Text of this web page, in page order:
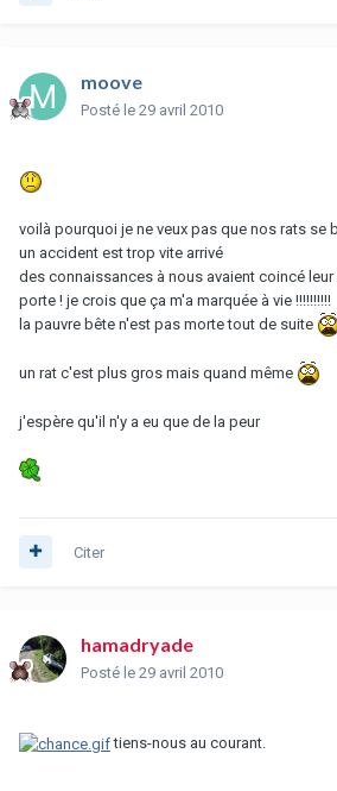
moove
Posté le 29 avril 2010
voilà pourquoi je ne veux pas que nos rats se
un accident est trop vite arrivé
des connaissances à nous avaient coincé
porte ! je crois que ça m'a marquée à vie !!!!!!!!!!
la pauvre bête n'est pas morte tout de suite
un rat c'est plus gros mais quand même
j'espère qu'il n'y a eu que de la peur
Citer
hamadryade
Posté le 29 avril 2010
tiens-nous au courant.